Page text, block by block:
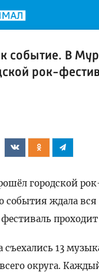
событие. В
рок-
городской
события ждала
фестиваль
съехались 13
округа.